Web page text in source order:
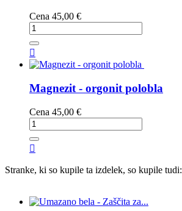
Cena 45,00 €

Magnezit - orgonit polobla
Cena 45,00 €

Stranke, ki so kupile ta izdelek, so kupile tudi: